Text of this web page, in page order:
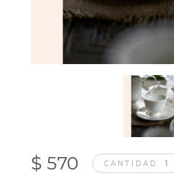
$ 570 CANTIDAD